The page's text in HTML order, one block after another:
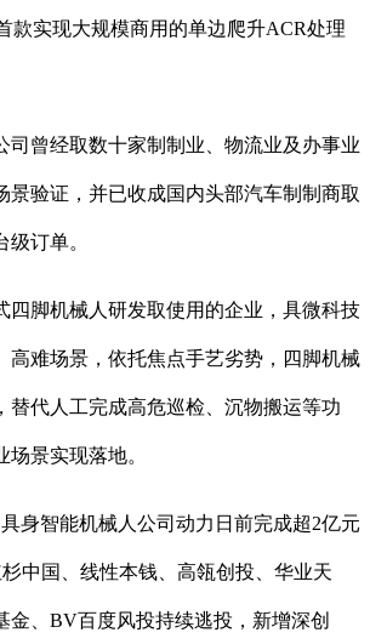
款实现大规模商用的单边爬升ACR处理
曾经取数十家制制业、物流业及办事业
景验证，并已收成国内头部汽车制制商取
订单。
脚机械人研发取使用的企业，具微科技
高难场景，依托焦点手艺劣势，四脚机械
替代人工完成高危巡检、沉物搬运等功
景实现落地。
智能机械人公司动力日前完成超2亿元
中国、线性本钱、高瓴创投、华业天
金、BV百度风投持续逃投，新增深创